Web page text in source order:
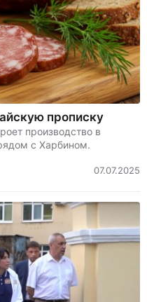
прописку
производство в
с Харбином.
07.07.2025